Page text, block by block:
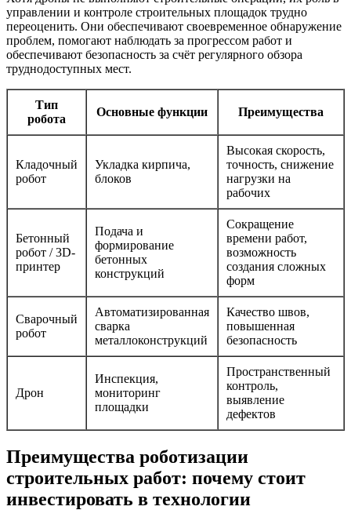
управлении и контроле строительных площадок трудно
переоценить. Они обеспечивают своевременное обнаружение
проблем, помогают наблюдать за прогрессом работ и
обеспечивают безопасность за счёт регулярного обзора
труднодоступных мест.
Тип
робота
Основные функции Преимущества
Кладочный
робот
Укладка кирпича,
блоков
Высокая скорость,
точность, снижение
нагрузки на
рабочих
Бетонный
робот / 3D-
принтер
Подача и
формирование
бетонных
конструкций
Сокращение
времени работ,
возможность
создания сложных
форм
Сварочный
робот
Автоматизированная
сварка
металлоконструкций
Качество швов,
повышенная
безопасность
Дрон
Инспекция,
мониторинг
площадки
Пространственный
контроль,
выявление
дефектов
Преимущества роботизации
строительных работ: почему стоит
инвестировать в технологии